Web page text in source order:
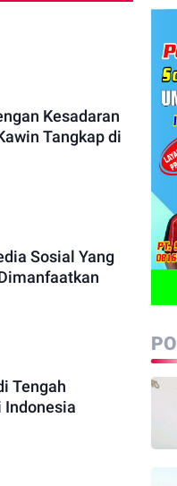
Kesadaran
Tangkap di
Sosial Yang
Tengah
Indonesia